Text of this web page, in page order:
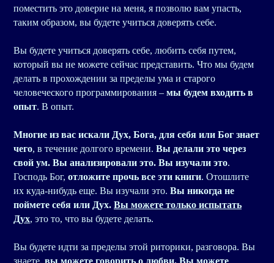
поместить это доверие на меня, я позволю вам упасть,
таким образом, вы будете учиться доверять себе.
Вы будете учиться доверять себе, любить себя путем,
который вы не можете сейчас представить. Что мы будем
делать в прохождении за пределы ума и старого
человеческого программирования – мы будем входить в
опыт. В опыт.
Многие из вас искали Дух, Бога, для себя или Бог знает
чего, в течение долгого времени. Вы делали это через
свой ум. Вы анализировали это. Вы изучали это.
Господь Бог, отложите прочь все эти книги. Отошлите
их куда-нибудь еще. Вы изучали это. Вы никогда не
поймете себя или Дух. Вы можете только испытать
Дух, это то, что вы будете делать.
Вы будете идти за пределы этой риторики, разговора. Вы
знаете, вы можете говорить о любви. Вы можете